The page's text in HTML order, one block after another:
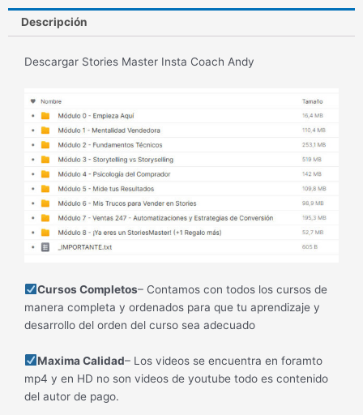
Descripción
Descargar Stories Master Insta Coach Andy
Cursos Completos– Contamos con todos los cursos de
manera completa y ordenados para que tu aprendizaje y
desarrollo del orden del curso sea adecuado
Maxima Calidad– Los videos se encuentra en foramto
mp4 y en HD no son videos de youtube todo es contenido
del autor de pago.